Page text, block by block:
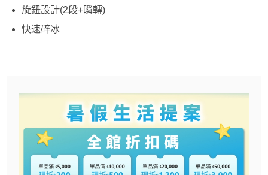
旋鈕設計(2段+瞬轉)
快速碎冰